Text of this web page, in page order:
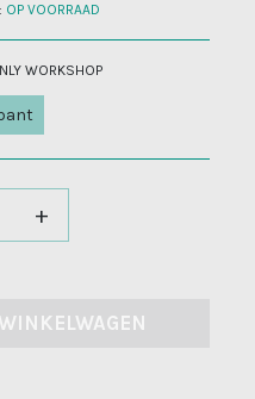
OP VOORRAAD
WORKSHOP
+